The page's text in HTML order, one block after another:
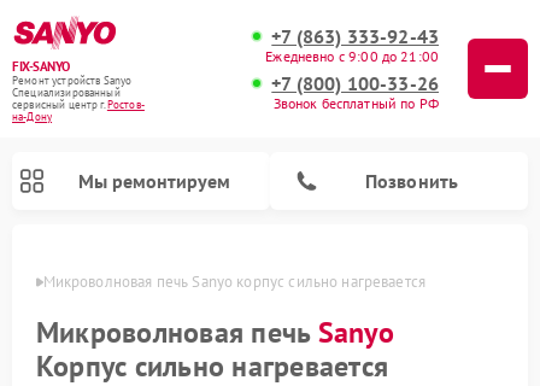
FIX-SANYO
Ремонт устройств Sanyo
Специализированный
cервисный центр г.Ростов-
на-Дону
+7 (863) 333-92-43
Ежедневно с 9:00 до 21:00
+7 (800) 100-33-26
Звонок бесплатный по РФ
Мы ремонтируем Позвонить
Микроволновая печь Sanyo корпус сильно нагревается
Микроволновая печьSanyo
Корпус сильно нагревается